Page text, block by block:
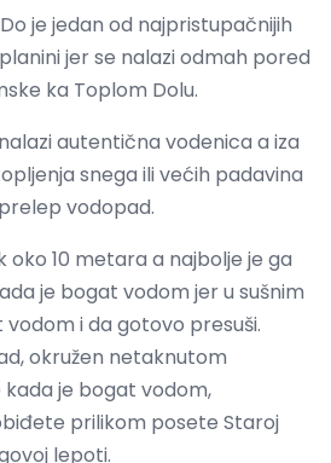
je jedan od najpristupačnijih
jer se nalazi odmah pored
ka Toplom Dolu.
autentična vodenica a iza
snega ili većih padavina
vodopad.
oko 10 metara a najbolje je ga
je bogat vodom jer u sušnim
i da gotovo presuši.
okružen netaknutom
je bogat vodom,
prilikom posete Staroj
lepoti.